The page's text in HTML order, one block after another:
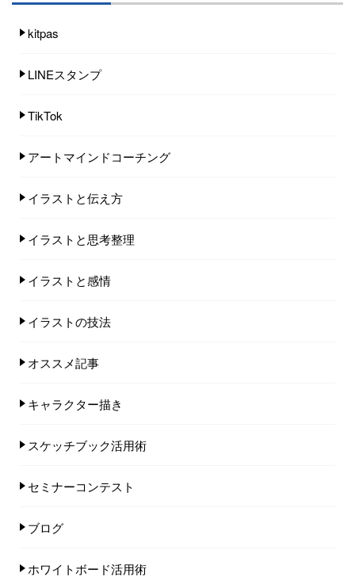
kitpas
LINEスタンプ
TikTok
アートマインドコーチング
イラストと伝え方
イラストと思考整理
イラストと感情
イラストの技法
オススメ記事
キャラクター描き
スケッチブック活用術
セミナーコンテスト
ブログ
ホワイトボード活用術